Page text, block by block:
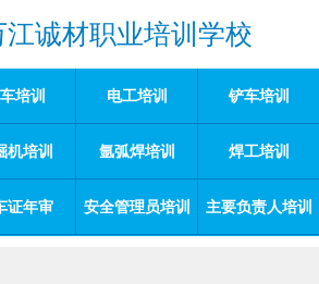
江诚材职业培训学校
培训 电工培训 铲车培训
机培训 氩弧焊培训 焊工培训
证年审 安全管理员培训 主要负责人培训